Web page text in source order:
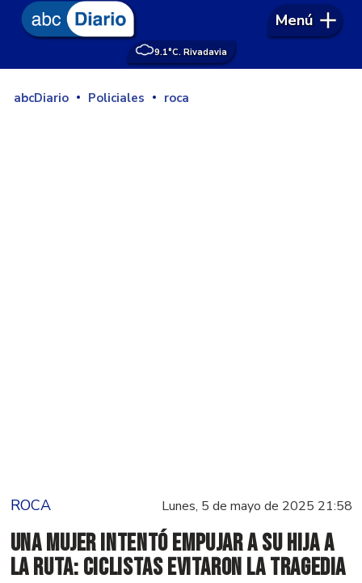
9.1°C. Rivadavia
Menú
abcDiario Policiales roca
ROCA Lunes, 5 de mayo de 2025 21:58
Una mujer intentó empujar a su hija a
la ruta: ciclistas evitaron la tragedia